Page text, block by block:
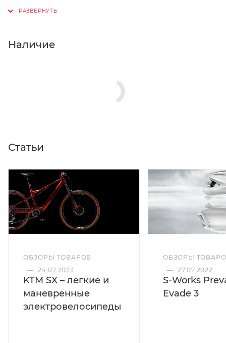
Нажмите кнопку «Оформить заказ».
Наличие
Статьи
ОБЗОРЫ ТОВАРОВ
— 24.07.2023
KTM SX – легкие и
маневренные
электровелосипеды
ОБЗОРЫ
— 27.07.2022
S-Works
Evade 3